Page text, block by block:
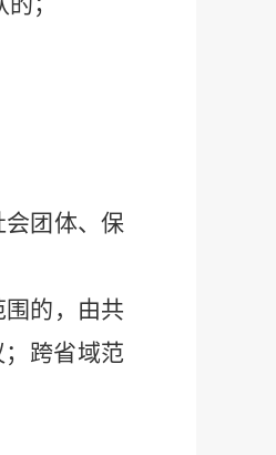
团体、保
的，由共
跨省域范